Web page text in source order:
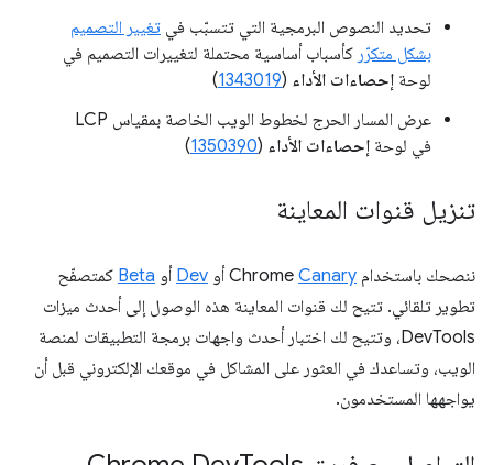
تحديد النصوص البرمجية التي تتسبّب في تغيير التصميم
بشكل متكرّر كأسباب أساسية محتملة لتغييرات التصميم في
لوحة إحصاءات الأداء (
1343019
)
عرض المسار الحرج لخطوط الويب الخاصة بمقياس LCP
في لوحة إحصاءات الأداء (
1350390
)
تنزيل قنوات المعاينة
ننصحك باستخدام Chrome Canary أو Dev أو Beta كمتصفّح
تطوير تلقائي. تتيح لك قنوات المعاينة هذه الوصول إلى أحدث ميزات
DevTools، وتتيح لك اختبار أحدث واجهات برمجة التطبيقات لمنصة
الويب، وتساعدك في العثور على المشاكل في موقعك الإلكتروني قبل أن
يواجهها المستخدمون.